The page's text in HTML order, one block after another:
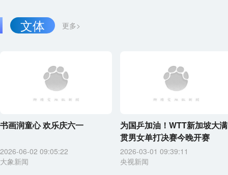
更多>
文体
书画润童心 欢乐庆六一
2026-06-02 09:05:22
大象新闻
为国乒加油！WTT新加坡大满
贯男女单打决赛今晚开赛
2026-03-01 09:39:11
央视新闻